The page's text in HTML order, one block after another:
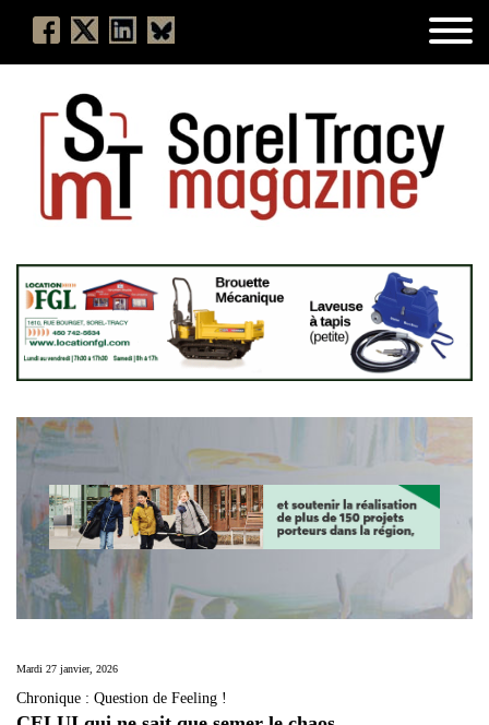
Mardi 27 janvier, 2026
Chronique : Question de Feeling !